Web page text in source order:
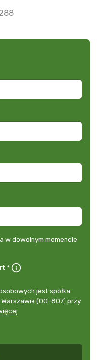
w dowolnym momencie
*
jest spółka
Warszawie (00-807) przy